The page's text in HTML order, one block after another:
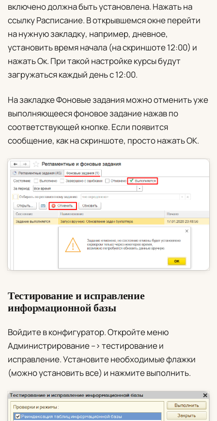
включенодолжна быть установлена. Нажать на
ссылкуРасписание. В открывшемся окне перейти
на нужную закладку, например, дневное,
установить время начала (на скриншоте 12:00) и
нажатьОк. При такой настройке курсы будут
загружаться каждый день с 12:00.
На закладкеФоновые заданияможно отменить уже
выполняющееся фоновое задание нажав по
соответствующей кнопке. Если появится
сообщение, как на скриншоте, просто нажатьОК.
Тестирование и исправление
информационной базы
Войдите в конфигуратор. Откройте меню
Администрирование–> тестирование и
исправление. Установите необходимые флажки
(можно установить все) и нажмитевыполнить.